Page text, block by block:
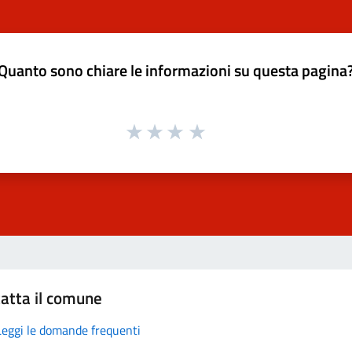
sono chiare le informazioni su questa
il comune
le domande frequenti